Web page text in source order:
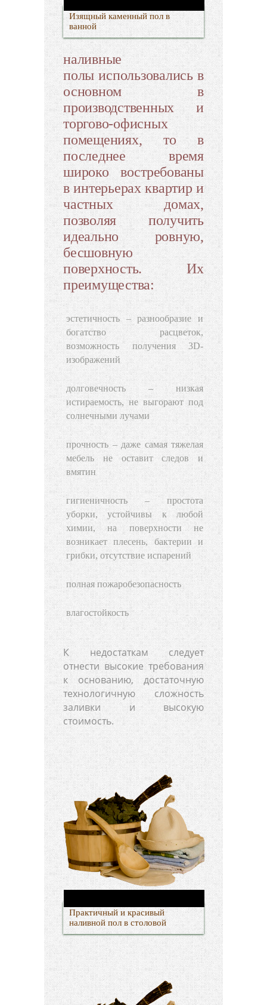
Изящный каменный пол в
ванной
наливные
полы использовались в
основном в
производственных и
торгово-офисных
помещениях, то в
последнее время
широко востребованы
в интерьерах квартир и
частных домах,
позволяя получить
идеально ровную,
бесшовную
поверхность. Их
преимущества:
эстетичность – разнообразие и
богатство расцветок,
возможность получения 3D-
изображений
долговечность – низкая
истираемость, не выгорают под
солнечными лучами
прочность – даже самая тяжелая
мебель не оставит следов и
вмятин
гигиеничность – простота
уборки, устойчивы к любой
химии, на поверхности не
возникает плесень, бактерии и
грибки, отсутствие испарений
полная пожаробезопасность
влагостойкость
К недостаткам следует
отнести высокие требования
к основанию, достаточную
технологичную сложность
заливки и высокую
стоимость.
Практичный и красивый
наливной пол в столовой